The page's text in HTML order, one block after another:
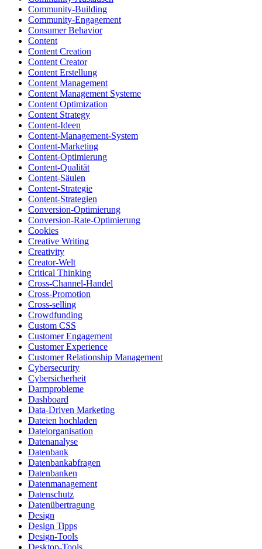
Community-Building
Community-Engagement
Consumer Behavior
Content
Content Creation
Content Creator
Content Erstellung
Content Management
Content Management Systeme
Content Optimization
Content Strategy
Content-Ideen
Content-Management-System
Content-Marketing
Content-Optimierung
Content-Qualität
Content-Säulen
Content-Strategie
Content-Strategien
Conversion-Optimierung
Conversion-Rate-Optimierung
Cookies
Creative Writing
Creativity
Creator-Welt
Critical Thinking
Cross-Channel-Handel
Cross-Promotion
Cross-selling
Crowdfunding
Custom CSS
Customer Engagement
Customer Experience
Customer Relationship Management
Cybersecurity
Cybersicherheit
Darmprobleme
Dashboard
Data-Driven Marketing
Dateien hochladen
Dateiorganisation
Datenanalyse
Datenbank
Datenbankabfragen
Datenbanken
Datenmanagement
Datenschutz
Datenübertragung
Design
Design Tipps
Design-Tools